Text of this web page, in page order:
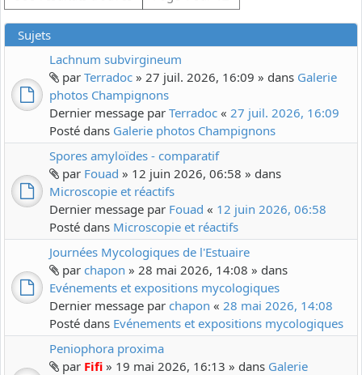
Sujets
Lachnum subvirgineum
par Terradoc » 27 juil. 2026, 16:09 » dans Galerie
photos Champignons
Dernier message par Terradoc « 27 juil. 2026, 16:09
Posté dans Galerie photos Champignons
Spores amyloïdes - comparatif
par Fouad » 12 juin 2026, 06:58 » dans
Microscopie et réactifs
Dernier message par Fouad « 12 juin 2026, 06:58
Posté dans Microscopie et réactifs
Journées Mycologiques de l'Estuaire
par chapon » 28 mai 2026, 14:08 » dans
Evénements et expositions mycologiques
Dernier message par chapon « 28 mai 2026, 14:08
Posté dans Evénements et expositions mycologiques
Peniophora proxima
par Fifi » 19 mai 2026, 16:13 » dans Galerie